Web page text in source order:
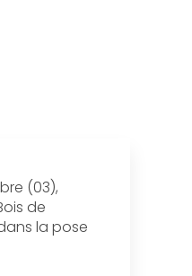
(03),
de
la pose